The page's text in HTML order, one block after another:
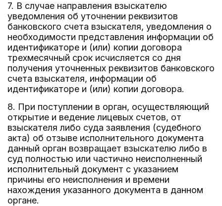
7. В случае направления взыскателю
уведомления об уточнении реквизитов
банковского счета взыскателя, уведомления о
необходимости представления информации об
идентификаторе и (или) копии договора
трехмесячный срок исчисляется со дня
получения уточненных реквизитов банковского
счета взыскателя, информации об
идентификаторе и (или) копии договора.
8. При поступлении в орган, осуществляющий
открытие и ведение лицевых счетов, от
взыскателя либо суда заявления (судебного
акта) об отзыве исполнительного документа
данный орган возвращает взыскателю либо в
суд полностью или частично неисполненный
исполнительный документ с указанием
причины его неисполнения и времени
нахождения указанного документа в данном
органе.